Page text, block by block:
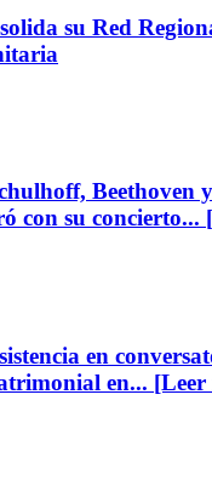
su Red
Beethoven
con su concierto...
en
en... [Leer